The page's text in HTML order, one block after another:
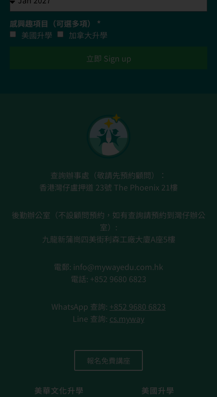
感興趣項目（可選多項） *
美國升學
加拿大升學
立即 Sign up
查詢辦事處（敬請先預約顧問）：
香港灣仔盧押道 23號 The Phoenix 21樓
後勤辦公室（不設顧問預約，如有查詢請預約到灣仔辦公
室）:
九龍新蒲崗四美街利森工廠大廈A座5樓
電郵: info@mywayedu.com.hk
電話: +852 9680 6823
WhatsApp 查詢: +852 9680 6823
Line 查詢: cs.myway
報名免費講座
美華文化升學 美國升學